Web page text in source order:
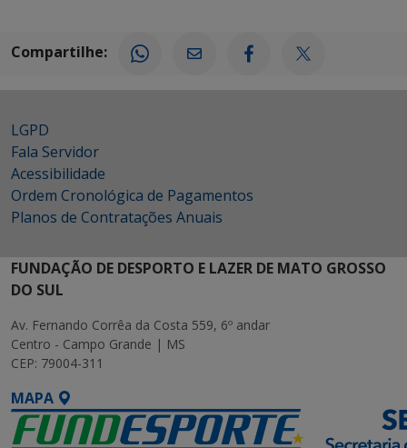
Compartilhe:
LGPD
Fala Servidor
Acessibilidade
Ordem Cronológica de Pagamentos
Planos de Contratações Anuais
FUNDAÇÃO DE DESPORTO E LAZER DE MATO GROSSO
DO SUL
Av. Fernando Corrêa da Costa 559, 6º andar
Centro - Campo Grande | MS
CEP: 79004-311
MAPA